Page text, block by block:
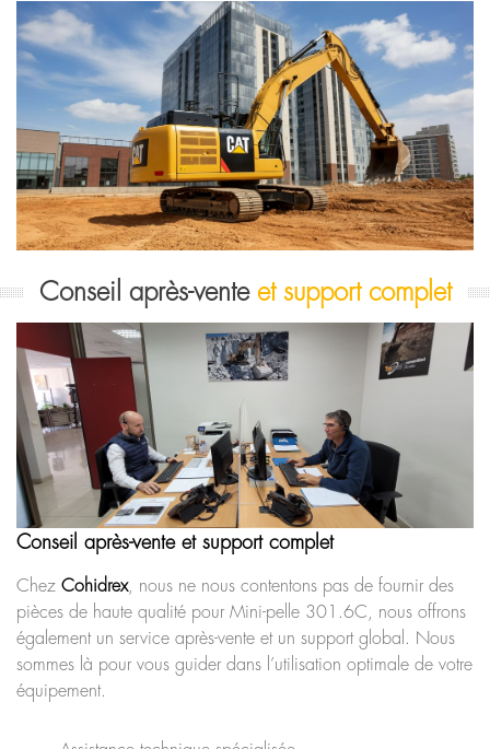
Conseil après-vente et support complet
Conseil après-vente et support complet
Chez Cohidrex, nous ne nous contentons pas de fournir des
pièces de haute qualité pour Mini-pelle 301.6C, nous offrons
également un service après-vente et un support global. Nous
sommes là pour vous guider dans l’utilisation optimale de votre
équipement.